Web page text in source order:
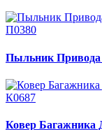
П0380
Пыльник Привода
К0687
Ковер Багажника